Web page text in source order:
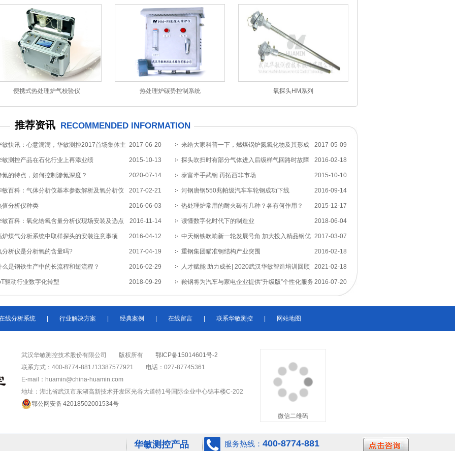
便携式热处理炉气校验仪 热处理炉碳势控制系统 氧探头HM系列
推荐资讯 RECOMMENDED INFORMATION
2017-06-20
敏快讯：心意满满，华敏测控2017首场集体主
日会举办
2017-05-09
来给大家科普一下，燃煤锅炉氮氧化物及其形成
机理（二）
2015-10-13
敏测控产品在石化行业上再添业绩 2016-02-18
探头吹扫时有部分气体进入后级样气回路时故障
解决办法?
2020-07-14
氮的特点，如何控制渗氮深度？ 2015-10-10
泰富牵手武钢 再拓西非市场
2017-02-21
敏百科：气体分析仪基本参数解析及氧分析仪
（二）
2016-09-14
河钢唐钢550兆帕级汽车车轮钢成功下线
2016-06-03
值分析仪种类 2015-12-17
热处理炉常用的耐火砖有几种？各有何作用？
2016-11-14
敏百科：氧化锆氧含量分析仪现场安装及选点
（二）
2018-06-04
读懂数字化时代下的制造业
2016-04-12
炉煤气分析系统中取样探头的安装注意事项 2017-03-07
中天钢铁吹响新一轮发展号角 加大投入精品钢优
特钢
2017-04-19
分析仪是分析氧的含量吗? 2016-02-18
重钢集团瞄准钢结构产业突围
2016-02-29
么是钢铁生产中的长流程和短流程？ 2021-02-18
人才赋能 助力成长| 2020武汉华敏智造培训回顾
2018-09-29
驱动行业数字化转型 2016-07-20
鞍钢将为汽车与家电企业提供“升级版”个性化服务
线分析系统 行业解决方案 经典案例 在线留言 联系华敏测控 网站地图
武汉华敏测控技术股份有限公司 版权所有
鄂ICP备15014601号-2
联系方式：400-8774-881 / 13387577921
电话：027-87745361
E-mail：huamin@china-huamin.com
地址：湖北省武汉市东湖高新技术开发区光谷大道特1号国际企业中心锦丰楼C-202
鄂公网安备 42018502001534号
微信二维码
华敏测控产品 服务热线： 400-8774-881